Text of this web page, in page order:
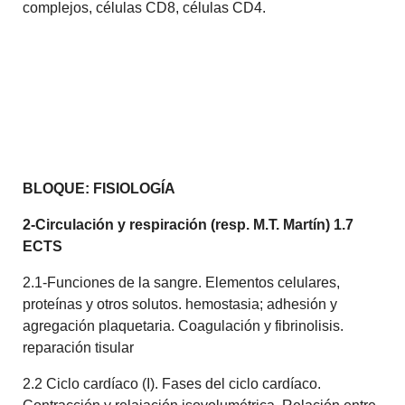
complejos, células CD8, células CD4.
BLOQUE: FISIOLOGÍA
2-Circulación y respiración (resp. M.T. Martín) 1.7
ECTS
2.1-Funciones de la sangre. Elementos celulares,
proteínas y otros solutos. hemostasia; adhesión y
agregación plaquetaria. Coagulación y fibrinolisis.
reparación tisular
2.2 Ciclo cardíaco (I). Fases del ciclo cardíaco.